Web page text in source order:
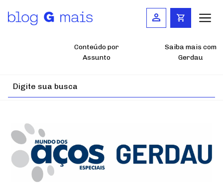
para
conteúdo
Conteúdo por
Assunto
Saiba mais com
Gerdau